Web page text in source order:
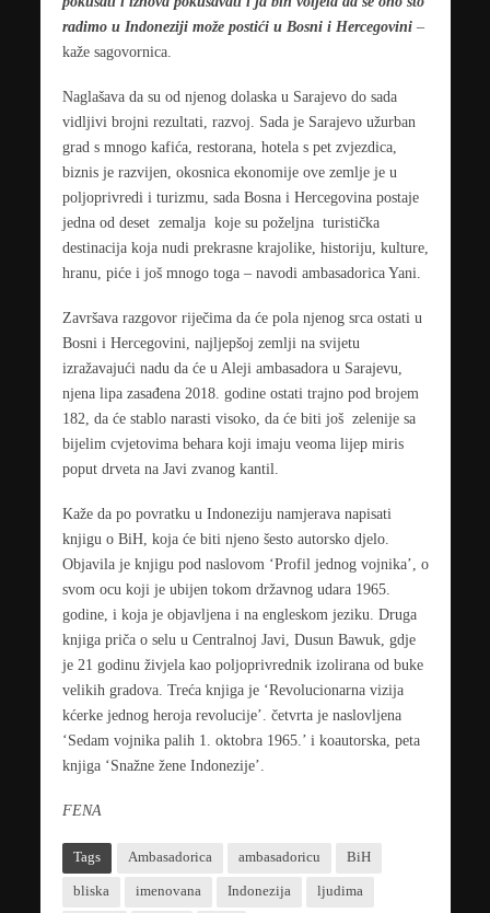
radimo u Indoneziji može postići u Bosni i Hercegovini–
kaže sagovornica.
Naglašava da su od njenog dolaska u Sarajevo do sada
vidljivi brojni rezultati, razvoj. Sada je Sarajevo užurban
grad s mnogo kafića, restorana, hotela s pet zvjezdica,
biznis je razvijen, okosnica ekonomije ove zemlje je u
poljoprivredi i turizmu, sada Bosna i Hercegovina postaje
jedna od deset zemalja koje su poželjna turistička
destinacija koja nudi prekrasne krajolike, historiju, kulture,
hranu, piće i još mnogo toga – navodi ambasadorica Yani.
Završava razgovor riječima da će pola njenog srca ostati u
Bosni i Hercegovini, najljepšoj zemlji na svijetu
izražavajući nadu da će u Aleji ambasadora u Sarajevu,
njena lipa zasađena 2018. godine ostati trajno pod brojem
182, da će stablo narasti visoko, da će biti još zelenije sa
bijelim cvjetovima behara koji imaju veoma lijep miris
poput drveta na Javi zvanog kantil.
Kaže da po povratku u Indoneziju namjerava napisati
knjigu o BiH, koja će biti njeno šesto autorsko djelo.
Objavila je knjigu pod naslovom ‘Profil jednog vojnika’, o
svom ocu koji je ubijen tokom državnog udara 1965.
godine, i koja je objavljena i na engleskom jeziku. Druga
knjiga priča o selu u Centralnoj Javi, Dusun Bawuk, gdje
je 21 godinu živjela kao poljoprivrednik izolirana od buke
velikih gradova. Treća knjiga je ‘Revolucionarna vizija
kćerke jednog heroja revolucije’. četvrta je naslovljena
‘Sedam vojnika palih 1. oktobra 1965.’ i koautorska, peta
knjiga ‘Snažne žene Indonezije’.
FENA
Tags Ambasadorica ambasadoricu BiH
bliska imenovana Indonezija ljudima